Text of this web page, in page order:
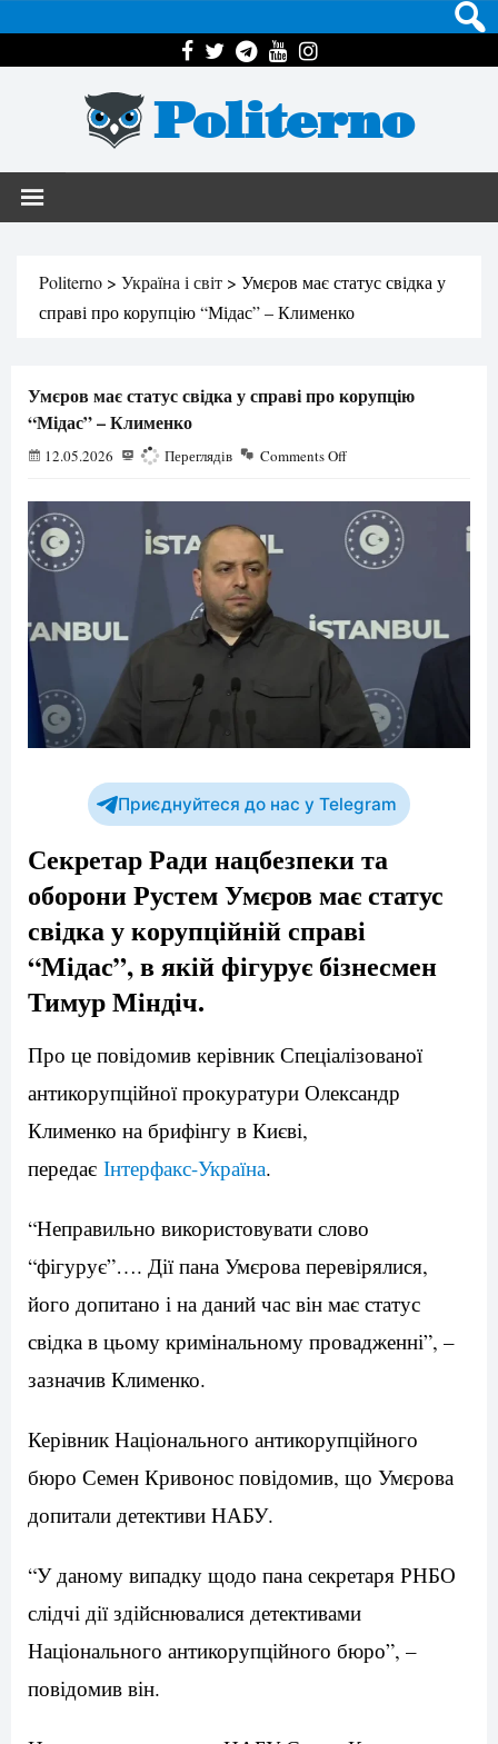
Politerno
Politerno > Україна і світ > Умєров має статус свідка у
справі про корупцію “Мідас” – Клименко
Умєров має статус свідка у справі про корупцію
“Мідас” – Клименко
12.05.2026 220 Переглядів Comments Off
Приєднуйтеся до нас у Telegram
Секретар Ради нацбезпеки та
оборони Рустем Умєров має статус
свідка у корупційній справі
“Мідас”, в якій фігурує бізнесмен
Тимур Міндіч.
Про це повідомив керівник Спеціалізованої
антикорупційної прокуратури Олександр
Клименко на брифінгу в Києві,
передає Інтерфакс-Україна.
“Неправильно використовувати слово
“фігурує”…. Дії пана Умєрова перевірялися,
його допитано і на даний час він має статус
свідка в цьому кримінальному провадженні”, –
зазначив Клименко.
Керівник Національного антикорупційного
бюро Семен Кривонос повідомив, що Умєрова
допитали детективи НАБУ.
“У даному випадку щодо пана секретаря РНБО
слідчі дії здійснювалися детективами
Національного антикорупційного бюро”, –
повідомив він.